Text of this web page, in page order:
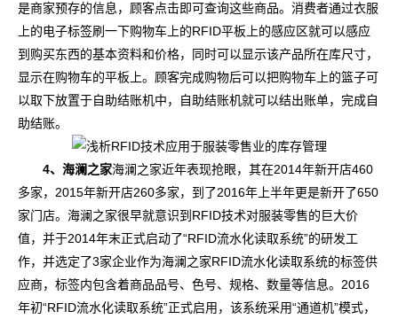
是商家预存的信息，顾客点击即可查询这些商品。消费者通过衣服
上的电子标签刷一下购物车上的RFID平板上的感应区就可以感应
到购买东西的基本资料和价格，同时可以显示该产品所在库尺寸，
显示在购物车的平板上。顾客完成购物后可以把购物车上的篮子可
以取下放置于自助结账机中，自助结账机就可以结出账单，完成自
助结账。
4、海澜之家海澜之家近年表现抢眼，其在2014年新开店460
多家，2015年新开店260多家，到了2016年上半年更是新开了650
家门店。海澜之家很早就意识到RFID技术对服装零售的巨大价
值，并于2014年末正式启动了“RFID流水化读取系统”的研发工
作，并选定了3家企业作为海澜之家RFID流水化读取系统的标签供
应商，标签内包含着商品品号、色号、规格、数量等信息。2016
年初“RFID流水化读取系统”正式启用，该系统采用“通道机”模式，